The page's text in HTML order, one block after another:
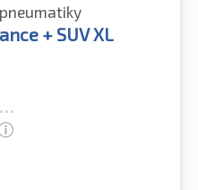
+ SUV XL